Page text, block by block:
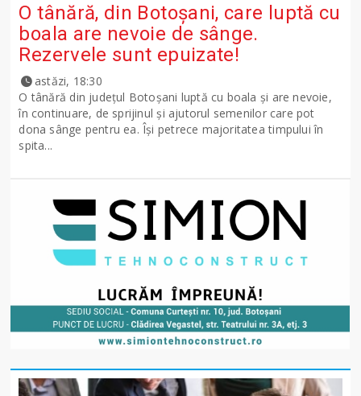
O tânără, din Botoșani, care luptă cu
boala are nevoie de sânge.
Rezervele sunt epuizate!
astăzi, 18:30
O tânără din județul Botoșani luptă cu boala și are nevoie,
în continuare, de sprijinul și ajutorul semenilor care pot
dona sânge pentru ea. Își petrece majoritatea timpului în
spita...